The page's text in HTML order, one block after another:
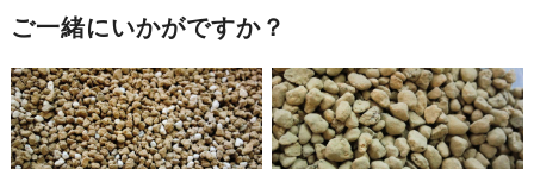
ご一緒にいかがですか？